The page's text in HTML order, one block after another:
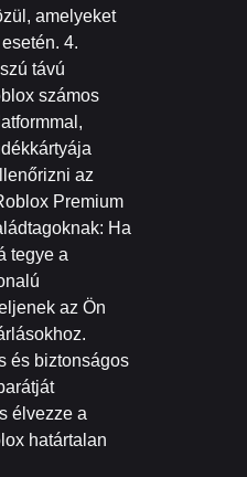
amelyeket
4.
távú
számos
az
Premium
Ha
tegye a
az Ön
és biztonságos
élvezze a
határtalan